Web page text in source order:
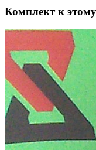
Комплект к